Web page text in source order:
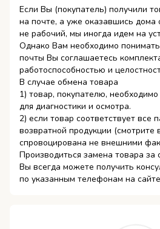
Если Вы (покупатель) получили
на почте, а уже оказавшись дома
не рабочий, мы иногда идем на
Однако Вам необходимо
почты Вы соглашаетесь
работоспособностью и
В случае обмена товара
1) товар, покупателю,
для диагностики и осмотра.
2) если товар соответствует все
возвратной продукции
спровоцирована не внешними
Производиться замена товара за
Вы всегда можете получить
по указанным телефонам на